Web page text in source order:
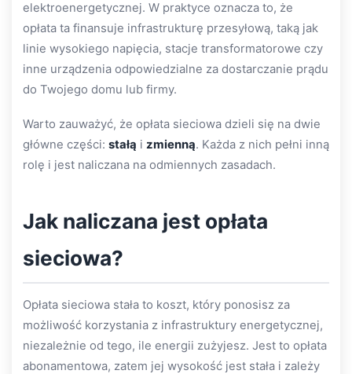
elektroenergetycznej. W praktyce oznacza to, że
opłata ta finansuje infrastrukturę przesyłową, taką jak
linie wysokiego napięcia, stacje transformatorowe czy
inne urządzenia odpowiedzialne za dostarczanie prądu
do Twojego domu lub firmy.
Warto zauważyć, że opłata sieciowa dzieli się na dwie
główne części: stałą i zmienną. Każda z nich pełni inną
rolę i jest naliczana na odmiennych zasadach.
Jak naliczana jest opłata
sieciowa?
Opłata sieciowa stała to koszt, który ponosisz za
możliwość korzystania z infrastruktury energetycznej,
niezależnie od tego, ile energii zużyjesz. Jest to opłata
abonamentowa, zatem jej wysokość jest stała i zależy